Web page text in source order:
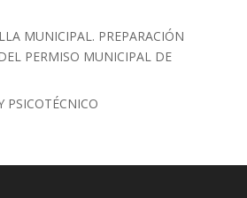
MUNICIPAL. PREPARACIÓN
PERMISO MUNICIPAL DE
PSICOTÉCNICO